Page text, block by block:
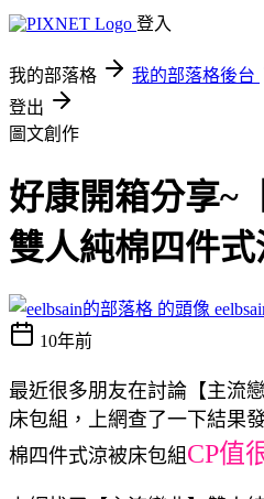
登入
我的部落格 我的部落格後台
登出
圖文創作
好康開箱分享~
雙人純棉四件
10年前
最近很多朋友在討論【主流
床包組，上網查了一下結果
棉四件式涼被床包組 CP值